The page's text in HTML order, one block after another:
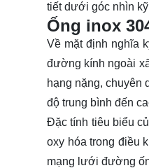
tiết dưới góc nhìn
Ống inox
Về mặt định nghĩa
đường kính ngoài
hạng nặng, chuyên
độ trung bình đến
Đặc tính tiêu biểu
oxy hóa trong điều
mạng lưới đường